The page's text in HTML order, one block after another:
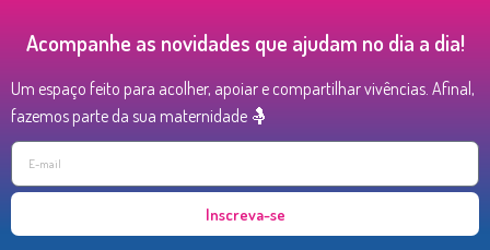
Acompanhe as novidades que ajudam no dia a dia!
Um espaço feito para acolher, apoiar e compartilhar vivências. Afinal,
fazemos parte da sua maternidade 🤱
Inscreva-se